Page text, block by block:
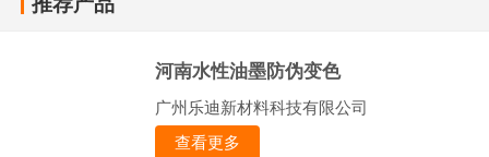
河南水性油墨防伪变色
广州乐迪新材料科技有限公司
查看更多